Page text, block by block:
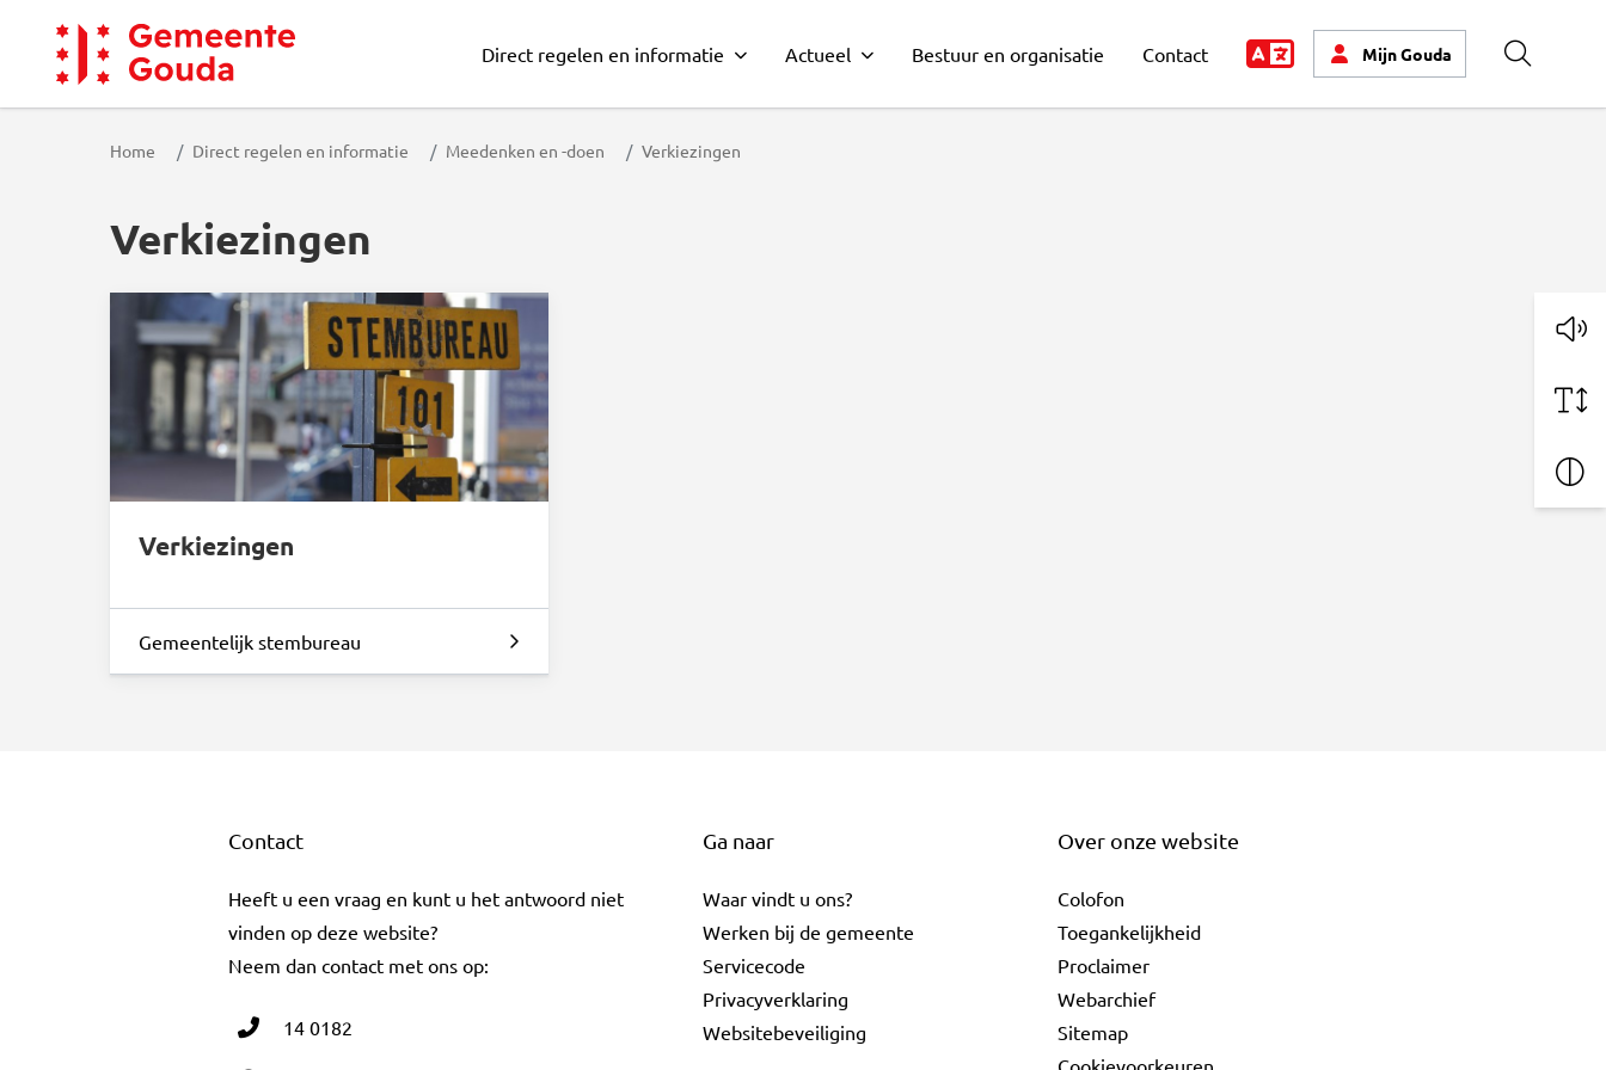
Gemeente Gouda
Direct regelen en informatie Actueel Bestuur en organisatie Contact MijnGouda Zoeken
Home Direct regelen en informatie Meedenken en -doen Verkiezingen
Verkiezingen
Verkiezingen
Gemeentelijk stembureau
Contact
Heeft u een vraag en kunt u het antwoord niet
vinden op deze website?
Neem dan contact met ons op:
14 0182
Ga naar
Waar vindt u ons?
Werken bij de gemeente
Servicecode
Privacyverklaring
Websitebeveiliging
Over onze website
Colofon
Toegankelijkheid
Proclaimer
Webarchief
Sitemap
Cookievoorkeuren